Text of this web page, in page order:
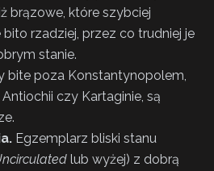
brązowe, które szybciej
bito rzadziej, przez co trudniej je
stanie.
bite poza Konstantynopolem,
czy Kartaginie, są
Egzemplarz bliski stanu
lub wyżej) z dobrą